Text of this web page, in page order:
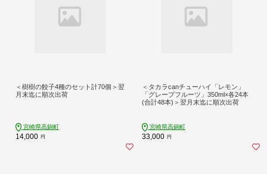
＜樹樹の餃子4種のセット計70個＞翌
月末迄に順次出荷
宮崎県高鍋町
14,000 円
＜タカラcanチューハイ「レモン」
「グレープフルーツ」350ml×各24本
(合計48本)＞翌月末迄に順次出荷
宮崎県高鍋町
33,000 円